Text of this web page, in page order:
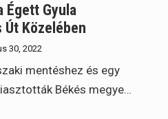
Égett Gyula
Közelében
30, 2022
mentéshez és egy
Békés megye…